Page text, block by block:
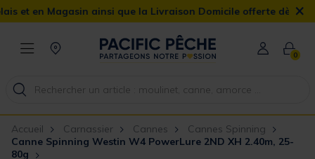
Magasin ainsi que la Livraison Domicile offerte dès 90€ ×
0
Accueil Carnassier Cannes
Cannes Spinning
Canne Spinning Westin W4 PowerLure 2ND XH 2.40m, 25-
80g